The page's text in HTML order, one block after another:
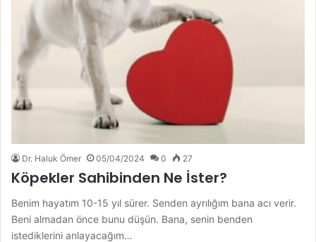
Dr. Haluk Ömer 05/04/2024 0 27
Köpekler Sahibinden Ne İster?
Benim hayatım 10-15 yıl sürer. Senden ayrılığım bana acı verir.
Beni almadan önce bunu düşün. Bana, senin benden
istediklerini anlayacağım…